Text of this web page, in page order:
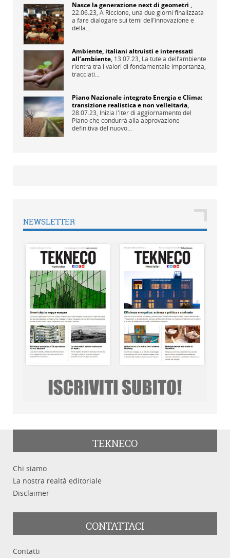
Nasce la generazione next di geometri ,
22.06.23, A Riccione, una due giorni finalizzata
a fare dialogare sui temi dell’innovazione e
della...
Ambiente, italiani altruisti e interessati
all’ambiente, 13.07.23, La tutela dell’ambiente
rientra tra i valori di fondamentale importanza,
tracciati...
Piano Nazionale integrato Energia e Clima:
transizione realistica e non velleitaria,
28.07.23, Inizia l'iter di aggiornamento del
Piano che condurrà alla approvazione
definitiva del nuovo...
NEWSLETTER
TEKNECO
Chi siamo
La nostra realtà editoriale
Disclaimer
CONTATTACI
Contatti